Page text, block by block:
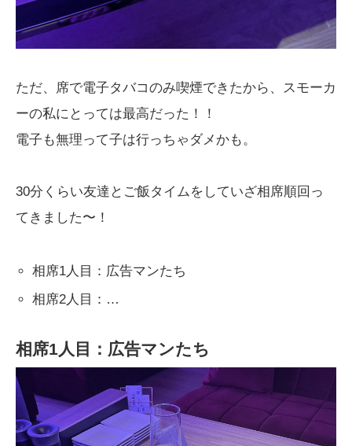
ただ、席で電子タバコのみ喫煙できたから、スモーカ
ーの私にとっては最高だった！！
電子も無理って子は行っちゃダメかも。
30分くらい友達とご飯タイムをしていざ相席順回っ
てきました〜！
相席1人目：広告マンたち
相席2人目：…
相席1人目：広告マンたち